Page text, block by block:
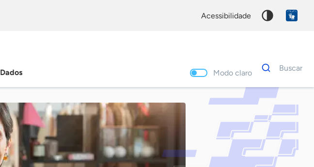
acessibilidade
Dados Modo claro
Dados
para
Buscar
Palavra
chave